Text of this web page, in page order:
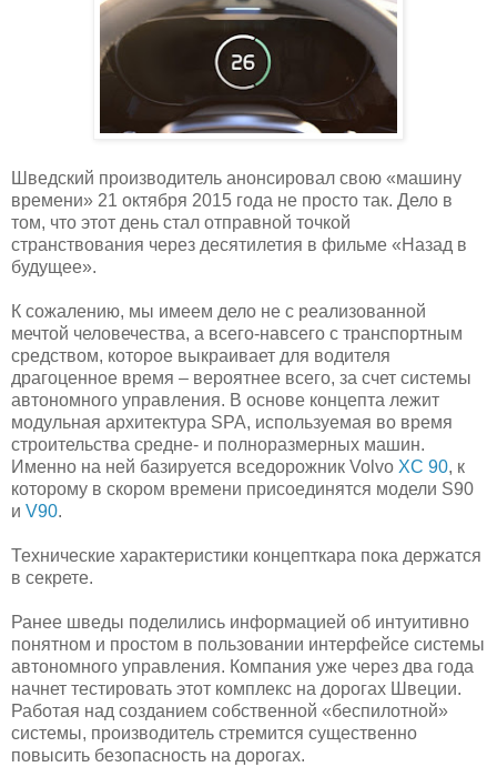
Шведский производитель анонсировал свою «машину
времени» 21 октября 2015 года не просто так. Дело в
том, что этот день стал отправной точкой
странствования через десятилетия в фильме «Назад в
будущее».
К сожалению, мы имеем дело не с реализованной
мечтой человечества, а всего-навсего с транспортным
средством, которое выкраивает для водителя
драгоценное время – вероятнее всего, за счет системы
автономного управления. В основе концепта лежит
модульная архитектура SPA, используемая во время
строительства средне- и полноразмерных машин.
Именно на ней базируется вседорожник Volvo XC 90, к
которому в скором времени присоединятся модели S90
и V90.
Технические характеристики концепткара пока держатся
в секрете.
Ранее шведы поделились информацией об интуитивно
понятном и простом в пользовании интерфейсе системы
автономного управления. Компания уже через два года
начнет тестировать этот комплекс на дорогах Швеции.
Работая над созданием собственной «беспилотной»
системы, производитель стремится существенно
повысить безопасность на дорогах.